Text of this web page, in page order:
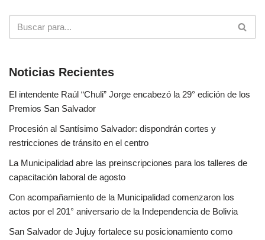
Noticias Recientes
El intendente Raúl “Chuli” Jorge encabezó la 29° edición de los
Premios San Salvador
Procesión al Santísimo Salvador: dispondrán cortes y
restricciones de tránsito en el centro
La Municipalidad abre las preinscripciones para los talleres de
capacitación laboral de agosto
Con acompañamiento de la Municipalidad comenzaron los
actos por el 201° aniversario de la Independencia de Bolivia
San Salvador de Jujuy fortalece su posicionamiento como